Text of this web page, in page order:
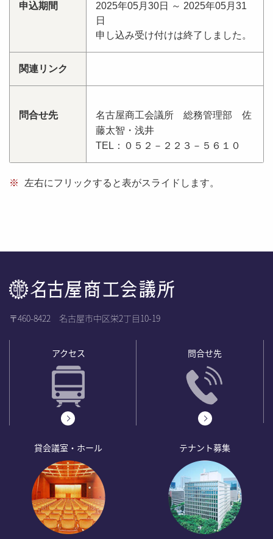
申込期間
2025年05月30日 ～ 2025年05月31
日
申し込み受け付けは終了しました。
関連リンク
問合せ先
名古屋商工会議所 総務管理部 佐
藤太智・浅井
TEL：０５２－２２３－５６１０
※ 左右にフリックすると表がスライドします。
〒460-8422 名古屋市中区栄2丁目10-19
アクセス 問合せ先
貸会議室・ホール テナント募集